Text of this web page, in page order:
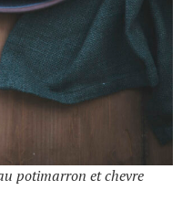
potimarron et chevre